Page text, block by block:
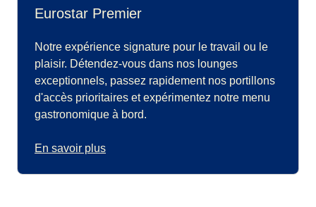
Eurostar Premier
Notre expérience signature pour le travail ou le
plaisir. Détendez-vous dans nos lounges
exceptionnels, passez rapidement nos portillons
d'accès prioritaires et expérimentez notre menu
gastronomique à bord.
En savoir plus